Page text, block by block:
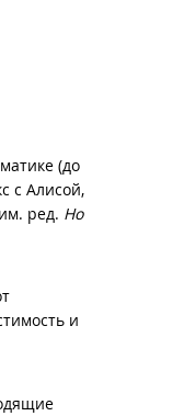
(до
с Алисой,
ред. Но
и